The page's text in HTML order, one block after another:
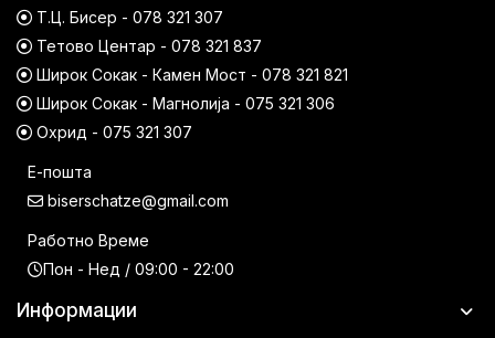
Т.Ц. Бисер - 078 321 307
Тетово Центар - 078 321 837
Широк Сокак - Камен Мост - 078 321 821
Широк Сокак - Магнолија - 075 321 306
Охрид - 075 321 307
Е-пошта
biserschatze@gmail.com
Работно Време
Пон - Нед / 09:00 - 22:00
Информации